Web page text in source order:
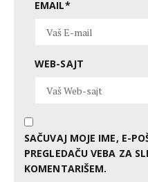
EMAIL*
WEB-SAJT
SAČUVAJ MOJE IME, E-
PREGLEDAČU VEBA ZA
KOMENTARIŠEM.